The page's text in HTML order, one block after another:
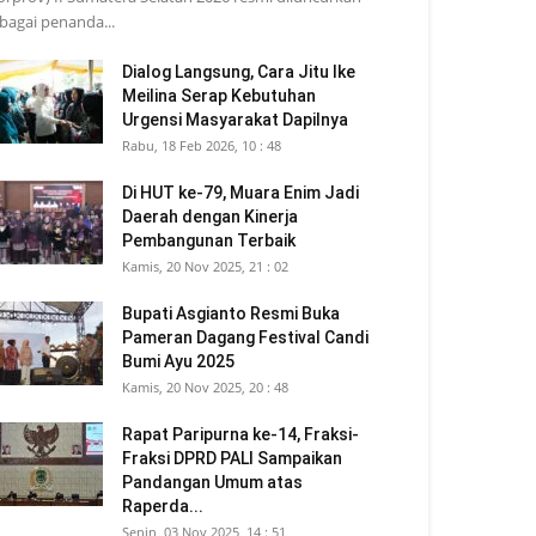
penanda...
Dialog Langsung, Cara Jitu Ike
Meilina Serap Kebutuhan
Urgensi Masyarakat Dapilnya
Rabu, 18 Feb 2026, 10 : 48
Di HUT ke-79, Muara Enim Jadi
Daerah dengan Kinerja
Pembangunan Terbaik
Kamis, 20 Nov 2025, 21 : 02
Bupati Asgianto Resmi Buka
Pameran Dagang Festival Candi
Bumi Ayu 2025
Kamis, 20 Nov 2025, 20 : 48
Rapat Paripurna ke-14, Fraksi-
Fraksi DPRD PALI Sampaikan
Pandangan Umum atas
Raperda...
Senin, 03 Nov 2025, 14 : 51